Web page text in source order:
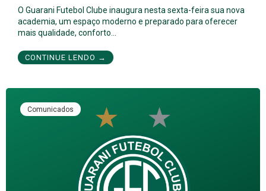
O Guarani Futebol Clube inaugura nesta sexta-feira sua nova
academia, um espaço moderno e preparado para oferecer
mais qualidade, conforto…
CONTINUE LENDO →
Comunicados